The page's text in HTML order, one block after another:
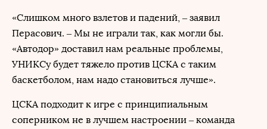
«Слишком много взлетов и падений, – заявил
Перасович. – Мы не играли так, как могли бы.
«Автодор» доставил нам реальные проблемы,
УНИКСу будет тяжело против ЦСКА с таким
баскетболом, нам надо становиться лучше».
ЦСКА подходит к игре с принципиальным
соперником не в лучшем настроении – команда